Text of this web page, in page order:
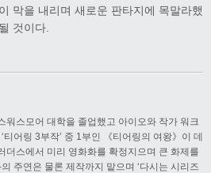
막을 내리며 새로운 판타지에 목말라했
것이다.
워스모어 대학을 졸업했고 아이오와 작가 워크
티어링 3부작’ 중 1부인 《티어링의 여왕》이 데
더스에서 미리 영화화를 확정지으며 큰 화제를
주연은 물론 제작까지 맡으며 ‘다시는 시리즈